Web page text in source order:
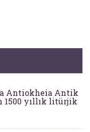
Antiokheia Antik
1500 yıllık litürjik